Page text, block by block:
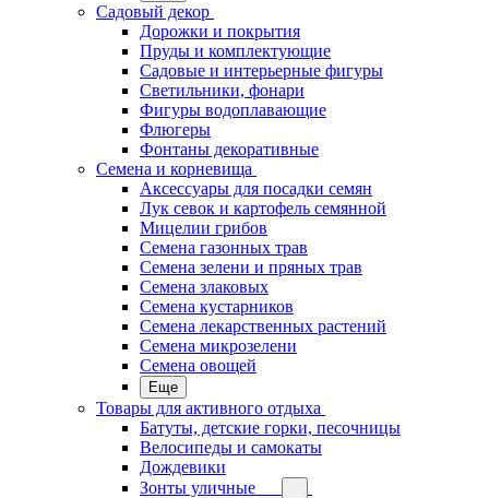
Садовый декор
Дорожки и покрытия
Пруды и комплектующие
Садовые и интерьерные фигуры
Светильники, фонари
Фигуры водоплавающие
Флюгеры
Фонтаны декоративные
Семена и корневища
Аксессуары для посадки семян
Лук севок и картофель семянной
Мицелии грибов
Семена газонных трав
Семена зелени и пряных трав
Семена злаковых
Семена кустарников
Семена лекарственных растений
Семена микрозелени
Семена овощей
Еще
Товары для активного отдыха
Батуты, детские горки, песочницы
Велосипеды и самокаты
Дождевики
Зонты уличные